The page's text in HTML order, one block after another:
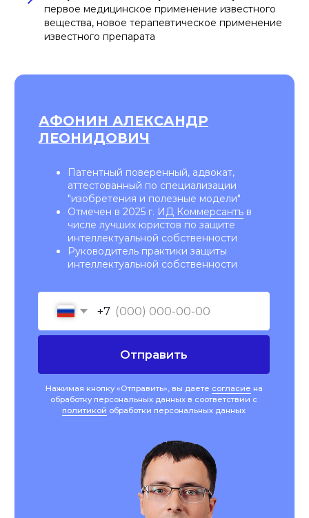
первое медицинское применение известного
вещества, новое терапевтическое применение
известного препарата